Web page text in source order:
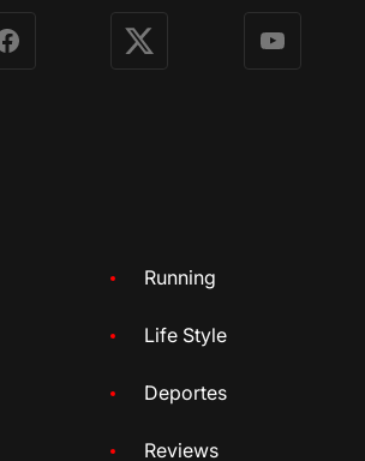
Facebook X YouTube
Running
Life Style
Deportes
Reviews